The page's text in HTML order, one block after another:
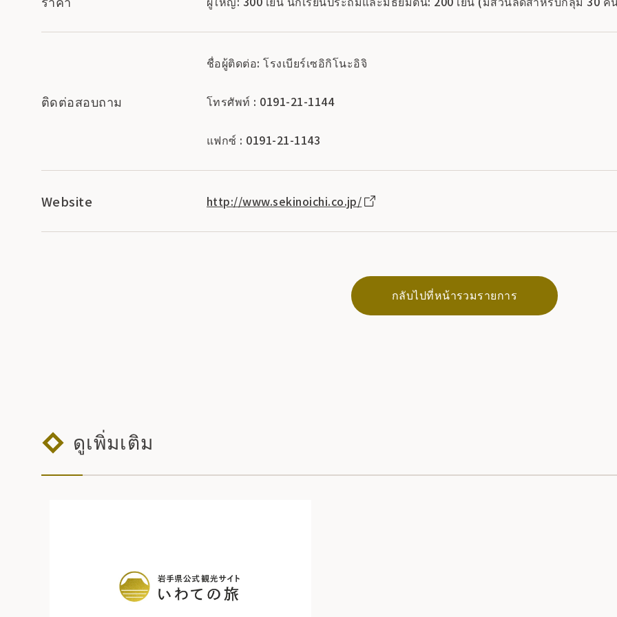
ติดต่อสอบถาม
ชื่อผู้ติดต่อ: โรงเบียร์เซอิกิโนะอิจิ
โทรศัพท์ : 0191-21-1144
แฟกซ์ : 0191-21-1143
Website http://www.sekinoichi.co.jp/
กลับไปที่หน้ารวมรายการ
ดูเพิ่มเติม